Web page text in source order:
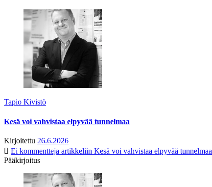
Tapio Kivistö
Kesä voi vahvistaa elpyvää tunnelmaa
Kirjoitettu 26.6.2026
Ei kommentteja artikkeliin Kesä voi vahvistaa elpyvää tunnelmaa
Pääkirjoitus